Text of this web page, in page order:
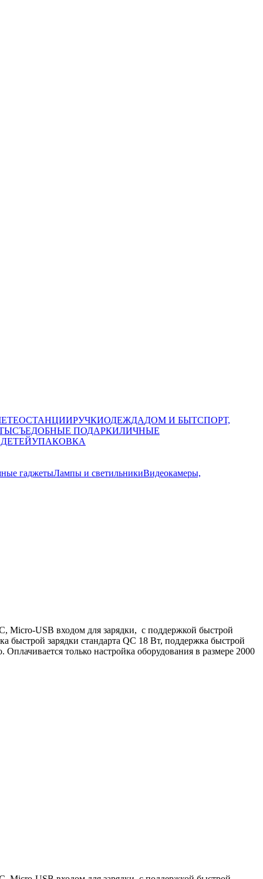
РУЧКИОДЕЖДАДОМ И БЫТСПОРТ,
СЪЕДОБНЫЕ ПОДАРКИЛИЧНЫЕ
УПАКОВКА
гаджетыЛампы и светильникиВидеокамеры,
Micro-USB входом для зарядки, с поддержкой быстрой
зарядки стандарта QC 18 Вт, поддержка быстрой
только настройка оборудования в размере 2000